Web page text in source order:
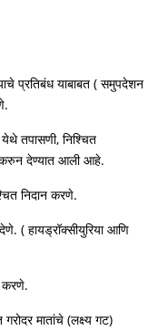
प्रतिबंध याबाबत ( समुपदेशन
तपासणी, निश्चित
करुन देण्‍यात आली आहे.
निदान करणे.
( हायड्रॉक्सीयुरिया आणि
करणे.
मातांचे (लक्ष्य गट)